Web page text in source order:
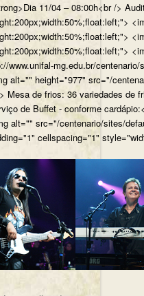
11/04 – 08:00h<br />
www.unifal-mg.edu.br/
alt="" height="977" src="/
Mesa de frios: 36 variedades de
de Buffet - conforme
alt="" src="/centenario/sites/
cellspacing="1"